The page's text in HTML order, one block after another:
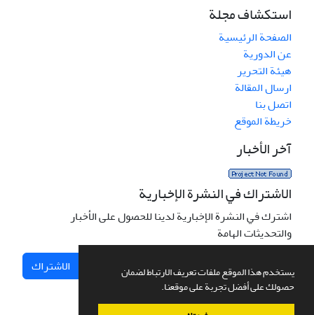
يستخدم هذا الموقع ملفات تعريف الارتباط لضمان
حصولك على أفضل تجربة على موقعنا.
استكشاف مجلة
الصفحة الرئيسية
عن الدورية
هيئة التحرير
ارسال المقالة
اتصل بنا
خريطة الموقع
آخر الأخبار
الاشتراك في النشرة الإخبارية
اشترك في النشرة الإخبارية لدينا للحصول على الأخبار
والتحديثات الهامة
الاشتراك